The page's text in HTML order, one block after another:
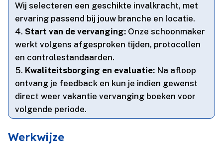
Wij selecteren een geschikte invalkracht, met
ervaring passend bij jouw branche en locatie.​
Start van de vervanging: Onze schoonmaker
werkt volgens afgesproken tijden, protocollen
en controlestandaarden.​
Kwaliteitsborging en evaluatie: Na afloop
ontvang je feedback en kun je indien gewenst
direct weer vakantie vervanging boeken voor
volgende periode.​
Werkwijze